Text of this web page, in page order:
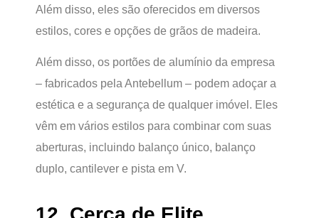
Além disso, eles são oferecidos em diversos
estilos, cores e opções de grãos de madeira.
Além disso, os portões de alumínio da empresa
– fabricados pela Antebellum – podem adoçar a
estética e a segurança de qualquer imóvel. Eles
vêm em vários estilos para combinar com suas
aberturas, incluindo balanço único, balanço
duplo, cantilever e pista em V.